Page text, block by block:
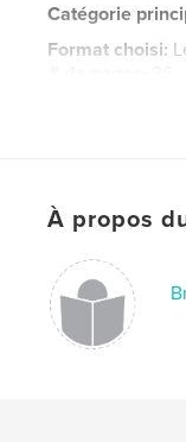
Catégorie
Format choisi:
Date de
sparkle ,
cheer4today
À propos